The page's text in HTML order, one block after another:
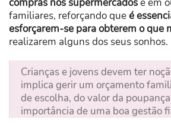
familiares, reforçando queé
esforçarem-se para obterem o que
realizarem alguns dos seus sonhos.
Crianças e jovens devem ter
implica gerir um orçamento
de escolha, do valor da
importância de uma boa gestão